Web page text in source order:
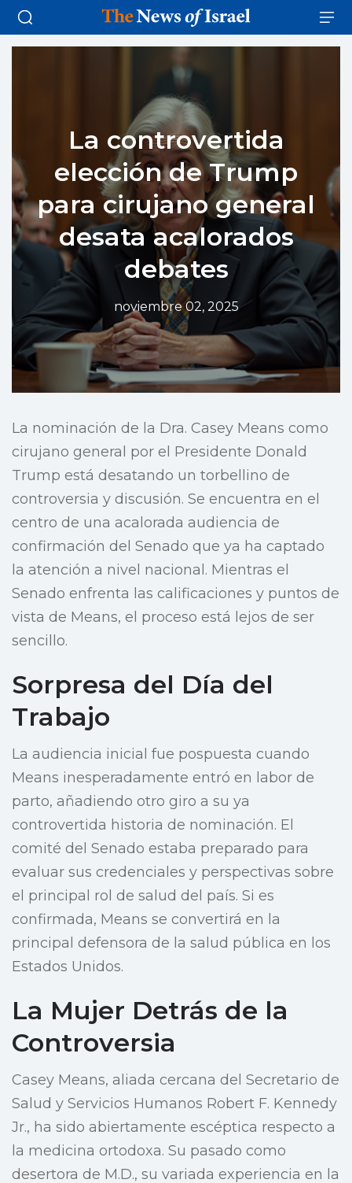
La controvertida
elección de Trump
para cirujano general
desata acalorados
debates
noviembre 02, 2025
La nominación de la Dra. Casey Means como
cirujano general por el Presidente Donald
Trump está desatando un torbellino de
controversia y discusión. Se encuentra en el
centro de una acalorada audiencia de
confirmación del Senado que ya ha captado
la atención a nivel nacional. Mientras el
Senado enfrenta las calificaciones y puntos de
vista de Means, el proceso está lejos de ser
sencillo.
Sorpresa del Día del
Trabajo
La audiencia inicial fue pospuesta cuando
Means inesperadamente entró en labor de
parto, añadiendo otro giro a su ya
controvertida historia de nominación. El
comité del Senado estaba preparado para
evaluar sus credenciales y perspectivas sobre
el principal rol de salud del país. Si es
confirmada, Means se convertirá en la
principal defensora de la salud pública en los
Estados Unidos.
La Mujer Detrás de la
Controversia
Casey Means, aliada cercana del Secretario de
Salud y Servicios Humanos Robert F. Kennedy
Jr., ha sido abiertamente escéptica respecto a
la medicina ortodoxa. Su pasado como
desertora de M.D., su variada experiencia en la